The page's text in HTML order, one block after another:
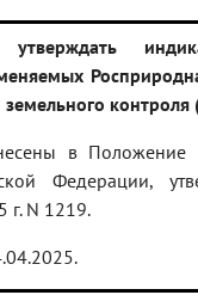
контроля
в
Федерации,
г. N 1219.